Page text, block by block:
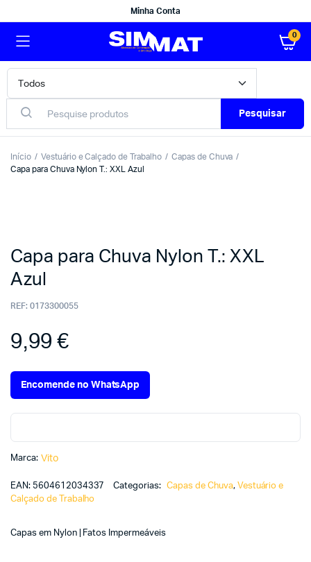
Minha Conta
0
Pesquisar
Início Vestuário e Calçado de Trabalho
Capas de Chuva
Capa para Chuva Nylon T.: XXL Azul
Capa para Chuva Nylon T.: XXL
Azul
REF: 0173300055
9,99€
Encomende no WhatsApp
Marca: Vito
EAN: 5604612034337 Categorias: Capas de Chuva, Vestuário e
Calçado de Trabalho
Capas em Nylon | Fatos Impermeáveis